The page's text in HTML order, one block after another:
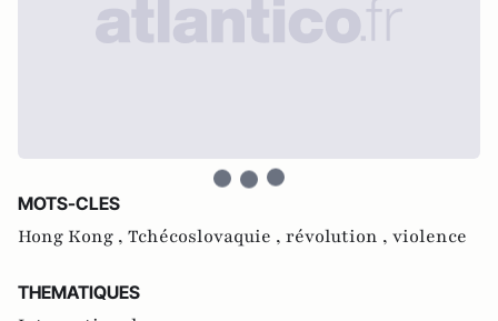
MOTS-CLES
Hong Kong , Tchécoslovaquie , révolution , violence
THEMATIQUES